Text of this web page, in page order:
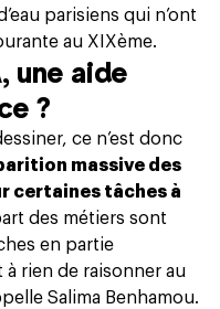
parisiens qui n’ont
au XIXème.
une aide
?
ce n’est donc
massive des
certaines tâches à
des métiers sont
en partie
à rien de raisonner au
Salima Benhamou.